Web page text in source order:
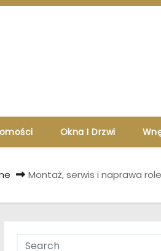
Okna I Drzwi
Montaż, serwis i naprawa